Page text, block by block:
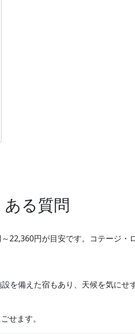
る質問
22,360円が目安です。コテージ・
を備えた宿もあり、天候を気にせ
せます。